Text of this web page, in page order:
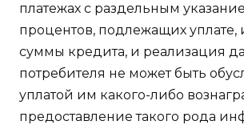
платежах с раздельным
процентов, подлежащих уплате,
суммы кредита, и реализация
потребителя не может быть
уплатой им какого-либо
предоставление такого рода